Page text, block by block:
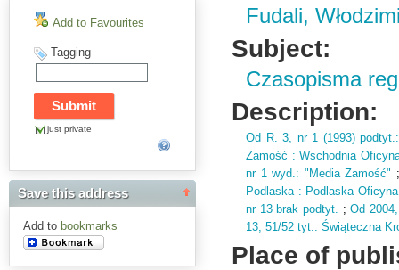
Add to Favourites
Tagging
just private
Save this address
Add to bookmarks
Fudali,
Subject:
Czasopisma
Description:
Od R. 3, nr 1 (1993)podtyt.
Zamość : Wschodnia
nr 1 wyd.: "Media Zamość"
Podlaska : Podlaska
nr 13 brak podtyt. ;Od 2004,
13, 51/52 tyt.: Świąteczna
Place of